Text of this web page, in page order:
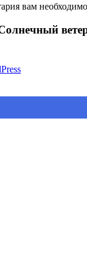
вам необходимо